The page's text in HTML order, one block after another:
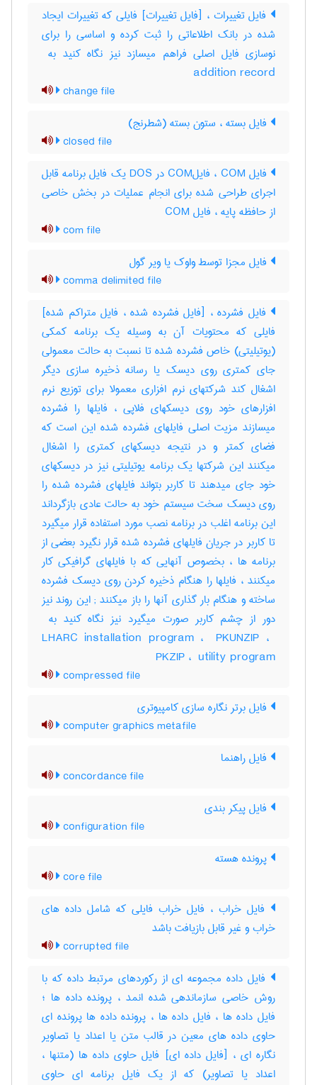
فایل تغییرات ، [فایل تغییرات] فایلی که تغییرات ایجاد
شده در بانک اطلاعاتی را ثبت کرده و اساسی را برای
addition record
change file
فایل بسته ، ستون بسته (شطرنج)
closed file
فایل COM ، فایلCOM در DOS یک فایل برنامه قابل
اجرای طراحی شده برای انجام عملیات در بخش خاصی
از حافظه پایه ، فایل ‎COM
com file
فایل مجزا توسط واوک یا ویر گول
comma delimited file
فایل فشرده ، [فایل فشرده شده ، فایل متراکم شده]
فایلی که محتویات آن به وسیله یک برنامه کمکی
(یوتیلیتی) خاص فشرده شده تا نسبت به حالت معمولی
جای کمتری روی دیسک یا رسانه ذخیره سازی دیگر
اشغال کند شرکتهای نرم افزاری معمولا برای توزیع نرم
افزارهای خود روی دیسکهای فلاپی ، فایلها را فشرده
میسازند مزیت اصلی فایلهای فشرده شده این است که
فضای کمتر و در نتیجه دیسکهای کمتری را اشغال
میکنند این شرکتها یک برنامه یوتیلیتی نیز در دیسکهای
خود جای میدهند تا کاربر بتواند فایلهای فشرده شده را
روی دیسک سخت سیستم خود به حالت عادی بازگرداند
این برنامه اغلب در برنامه نصب مورد استفاده قرار میگیرد
تا کاربر در جریان فایلهای فشرده شده قرار نگیرد بعضی از
برنامه ها ، بخصوص آنهایی که با فایلهای گرافیکی کار
میکنند ، فایلها را هنگام ذخیره کردن روی دیسک فشرده
ساخته و هنگام بار گذاری آنها را باز میکنند‎ ; این روند نیز
LHARC installation program ، ‎ PKUNZIP ، ‎
PKZIP ، ‎ utility program
compressed file
فایل برتر نگاره سازی کامپیوتری
computer graphics metafile
فایل راهنما
concordance file
فایل پیکر بندی
configuration file
پرونده هسته
core file
فایل خراب ، فایل خراب فایلی که شامل داده های
خراب و غیر قابل بازیافت باشد
corrupted file
فایل داده مجموعه ای از رکوردهای مرتبط داده که با
روش خاصی سازماندهی شده انمد ، پرونده داده ها ؛
فایل داده ها ، فایل داده ها ، پرونده داده ها پرونده ای
حاوی داده های معین در قالب متن یا اعداد یا تصاویر
نگاره ای ، [فایل داده ای] فایل حاوی داده ها (متنها ،
اعداد یا تصاویر) که از یک فایل برنامه ای حاوی